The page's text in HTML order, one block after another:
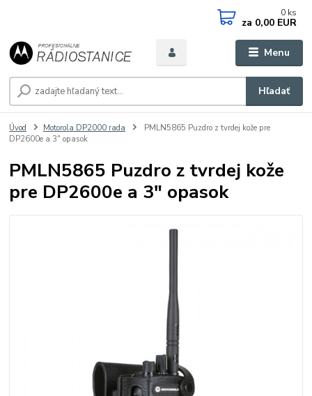
Menu
Hľadať
0 ks
za 0,00 EUR
Úvod Motorola DP2000 rada
PMLN5865 Puzdro z tvrdej kože pre
DP2600e a 3" opasok
PMLN5865 Puzdro z tvrdej kože
pre DP2600e a 3" opasok